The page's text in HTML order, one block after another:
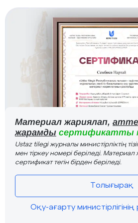
Материал жариялап,
жарамды сертификатты
Ustaz tilegi журналы министірліктің
мен тіркеу номері беріледі.
сертификат тегін бірден беріледі.
Толығырақ
Оқу-ағарту